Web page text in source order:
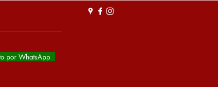
por WhatsApp